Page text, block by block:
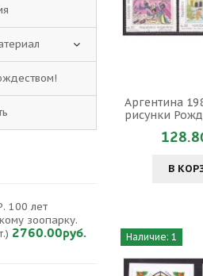
Аргентина
рисунки
В
Наличие: 1
100 лет
зоопарку.
2760.00руб.